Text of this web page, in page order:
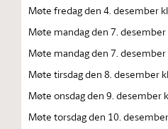
Møte fredag den 4. desember
Møte mandag den 7. desember
Møte mandag den 7. desember
Møte tirsdag den 8. desember
Møte onsdag den 9. desember
Møte torsdag den 10.